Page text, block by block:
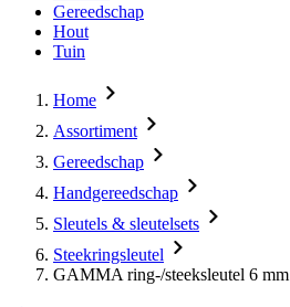
Gereedschap
Hout
Tuin
Home
Assortiment
Gereedschap
Handgereedschap
Sleutels & sleutelsets
Steekringsleutel
GAMMA ring-/steeksleutel 6 mm